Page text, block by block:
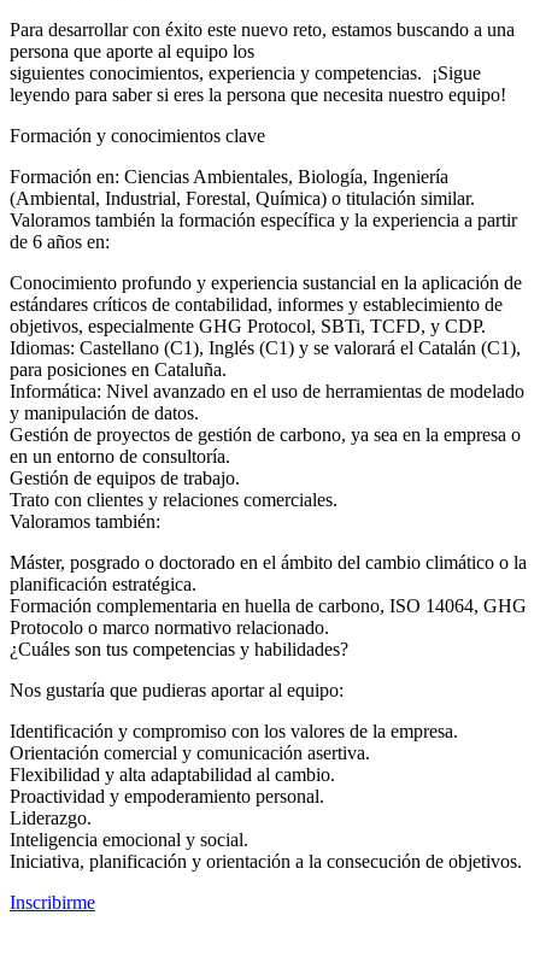
Para desarrollar con éxito este nuevo reto, estamos buscando a una
persona que aporte al equipo los
siguientes conocimientos, experiencia y competencias. ¡Sigue
leyendo para saber si eres la persona que necesita nuestro equipo!
Formación y conocimientos clave
Formación en: Ciencias Ambientales, Biología, Ingeniería
(Ambiental, Industrial, Forestal, Química) o titulación similar.
Valoramos también la formación específica y la experiencia a partir
de 6 años en:
Conocimiento profundo y experiencia sustancial en la aplicación de
estándares críticos de contabilidad, informes y establecimiento de
objetivos, especialmente GHG Protocol, SBTi, TCFD, y CDP.
Idiomas: Castellano (C1), Inglés (C1) y se valorará el Catalán (C1),
para posiciones en Cataluña.
Informática: Nivel avanzado en el uso de herramientas de modelado
y manipulación de datos.
Gestión de proyectos de gestión de carbono, ya sea en la empresa o
en un entorno de consultoría.
Gestión de equipos de trabajo.
Trato con clientes y relaciones comerciales.
Valoramos también:
Máster, posgrado o doctorado en el ámbito del cambio climático o la
planificación estratégica.
Formación complementaria en huella de carbono, ISO 14064, GHG
Protocolo o marco normativo relacionado.
¿Cuáles son tus competencias y habilidades?
Nos gustaría que pudieras aportar al equipo:
Identificación y compromiso con los valores de la empresa.
Orientación comercial y comunicación asertiva.
Flexibilidad y alta adaptabilidad al cambio.
Proactividad y empoderamiento personal.
Liderazgo.
Inteligencia emocional y social.
Iniciativa, planificación y orientación a la consecución de objetivos.
Inscribirme